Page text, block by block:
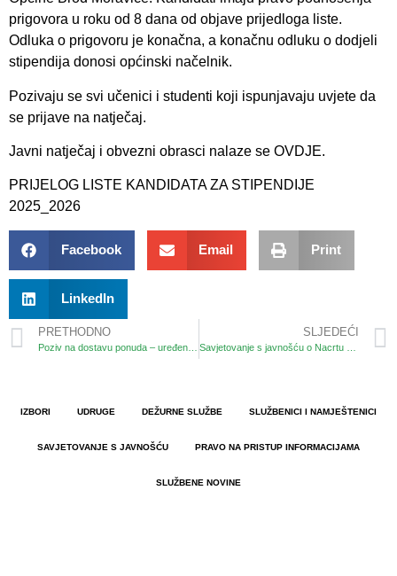
prigovora u roku od 8 dana od objave prijedloga liste.
Odluka o prigovoru je konačna, a konačnu odluku o dodjeli
stipendija donosi općinski načelnik.
Pozivaju se svi učenici i studenti koji ispunjavaju uvjete da
se prijave na natječaj.
Javni natječaj i obvezni obrasci nalaze se OVDJE.
PRIJELOG LISTE KANDIDATA ZA STIPENDIJE
2025_2026
Facebook Email Print
LinkedIn
PRETHODNO SLJEDEĆI
IZBORI UDRUGE DEŽURNE SLUŽBE SLUŽBENICI I NAMJEŠTENICI
SAVJETOVANJE S JAVNOŠĆU PRAVO NA PRISTUP INFORMACIJAMA
SLUŽBENE NOVINE